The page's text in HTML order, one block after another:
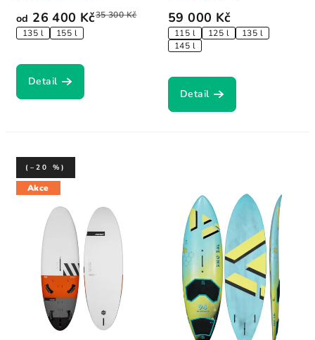
od 26 400 Kč35 300 Kč
135 l 155 l
Detail
59 000 Kč
115 l 125 l
135 l
145 l
Detail
Akce
(–20 %)